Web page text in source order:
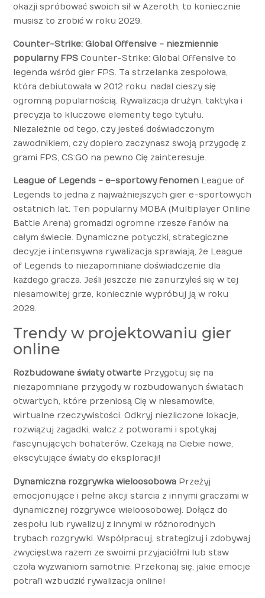
okazji spróbować swoich sił w Azeroth, to koniecznie
musisz to zrobić w roku 2029.
Counter-Strike: Global Offensive - niezmiennie
popularny FPS Counter-Strike: Global Offensive to
legenda wśród gier FPS. Ta strzelanka zespołowa,
która debiutowała w 2012 roku, nadal cieszy się
ogromną popularnością. Rywalizacja drużyn, taktyka i
precyzja to kluczowe elementy tego tytułu.
Niezależnie od tego, czy jesteś doświadczonym
zawodnikiem, czy dopiero zaczynasz swoją przygodę z
grami FPS, CS:GO na pewno Cię zainteresuje.
League of Legends - e-sportowy fenomen League of
Legends to jedna z najważniejszych gier e-sportowych
ostatnich lat. Ten popularny MOBA (Multiplayer Online
Battle Arena) gromadzi ogromne rzesze fanów na
całym świecie. Dynamiczne potyczki, strategiczne
decyzje i intensywna rywalizacja sprawiają, że League
of Legends to niezapomniane doświadczenie dla
każdego gracza. Jeśli jeszcze nie zanurzyłeś się w tej
niesamowitej grze, koniecznie wypróbuj ją w roku
2029.
Trendy w projektowaniu gier
online
Rozbudowane światy otwarte Przygotuj się na
niezapomniane przygody w rozbudowanych światach
otwartych, które przeniosą Cię w niesamowite,
wirtualne rzeczywistości. Odkryj niezliczone lokacje,
rozwiązuj zagadki, walcz z potworami i spotykaj
fascynujących bohaterów. Czekają na Ciebie nowe,
ekscytujące światy do eksploracji!
Dynamiczna rozgrywka wieloosobowa Przeżyj
emocjonujące i pełne akcji starcia z innymi graczami w
dynamicznej rozgrywce wieloosobowej. Dołącz do
zespołu lub rywalizuj z innymi w różnorodnych
trybach rozgrywki. Współpracuj, strategizuj i zdobywaj
zwycięstwa razem ze swoimi przyjaciółmi lub staw
czoła wyzwaniom samotnie. Przekonaj się, jakie emocje
potrafi wzbudzić rywalizacja online!